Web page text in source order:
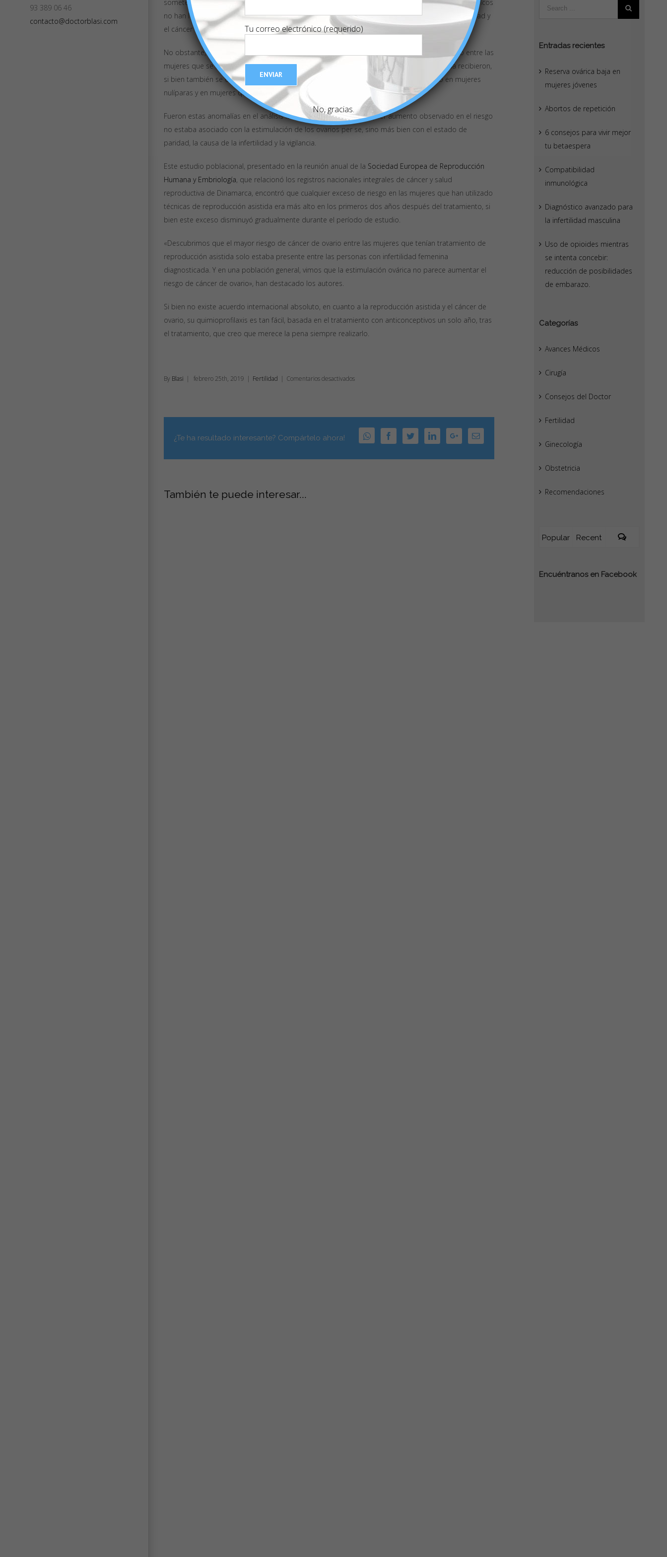
93 389 06 46
contacto@doctorblasi.com
someterse a una reproducción asistida podría aumentar el riesgo de este tumor, si bien los científicos
no han logrado establecer ninguna asociación causal entre este tratamiento utilizado para fertilidad y
el cáncer de ovario.
No obstante, los resultados sí mostraron un riesgo ligeramente más alto de cáncer de ovario entre las
mujeres que se habían sometido a estar terapias (0,11%) que entre las controles que no la recibieron,
si bien también se observaron tasas comparativamente más altas de cáncer de ovario en mujeres
nulíparas y en mujeres que tenían una causa femenina de infertilidad.
Fueron estas anomalías en el análisis las que indicaron que cualquier aumento observado en el riesgo
no estaba asociado con la estimulación de los ovarios per se, sino más bien con el estado de
paridad, la causa de la infertilidad y la vigilancia.
Este estudio poblacional, presentado en la reunión anual de la Sociedad Europea de Reproducción
Humana y Embriología, que relacionó los registros nacionales integrales de cáncer y salud
reproductiva de Dinamarca, encontró que cualquier exceso de riesgo en las mujeres que han utilizado
técnicas de reproducción asistida era más alto en los primeros dos años después del tratamiento, si
bien este exceso disminuyó gradualmente durante el período de estudio.
«Descubrimos que el mayor riesgo de cáncer de ovario entre las mujeres que tenían tratamiento de
reproducción asistida solo estaba presente entre las personas con infertilidad femenina
diagnosticada. Y en una población general, vimos que la estimulación ovárica no parece aumentar el
riesgo de cáncer de ovario», han destacado los autores.
Si bien no existe acuerdo internacional absoluto, en cuanto a la reproducción asistida y el cáncer de
ovario, su quimioprofilaxis es tan fácil, basada en el tratamiento con anticonceptivos un solo año, tras
el tratamiento, que creo que merece la pena siempre realizarlo.
By Blasi | febrero 25th, 2019 | Fertilidad | Comentarios desactivadosen
¿Te ha resultado interesante? Compártelo ahora! WhatsAppFacebookTwitterLinkedinGoogle+Email
También te puede interesar...
Entradas recientes
Reserva ovárica baja en
mujeres jóvenes
Abortos de repetición
6 consejos para vivir mejor
tu betaespera
Compatibilidad
inmunológica
Diagnóstico avanzado para
la infertilidad masculina
Uso de opioides mientras
se intenta concebir:
reducción de posibilidades
de embarazo.
Categorías
Avances Médicos
Cirugía
Consejos del Doctor
Fertilidad
Ginecología
Obstetricia
Recomendaciones
Popular Recent
Encuéntranos en Facebook
Tu correo electrónico (requerido)
No, gracias.